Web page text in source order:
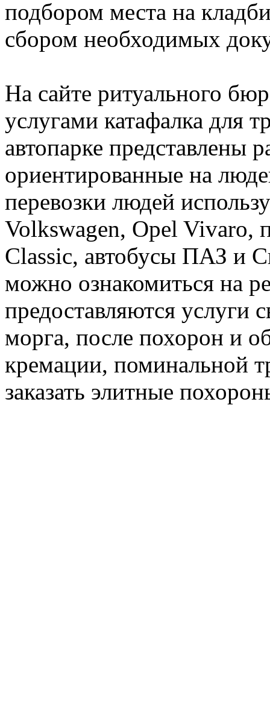
подбором места на
сбором необходимых
На сайте ритуального
услугами катафалка для
автопарке представлены
ориентированные на
перевозки людей
Volkswagen, Opel Vivaro,
Classic, автобусы ПАЗ и
можно ознакомиться на
предоставляются услуги
морга, после похорон и
кремации, поминальной
заказать элитные